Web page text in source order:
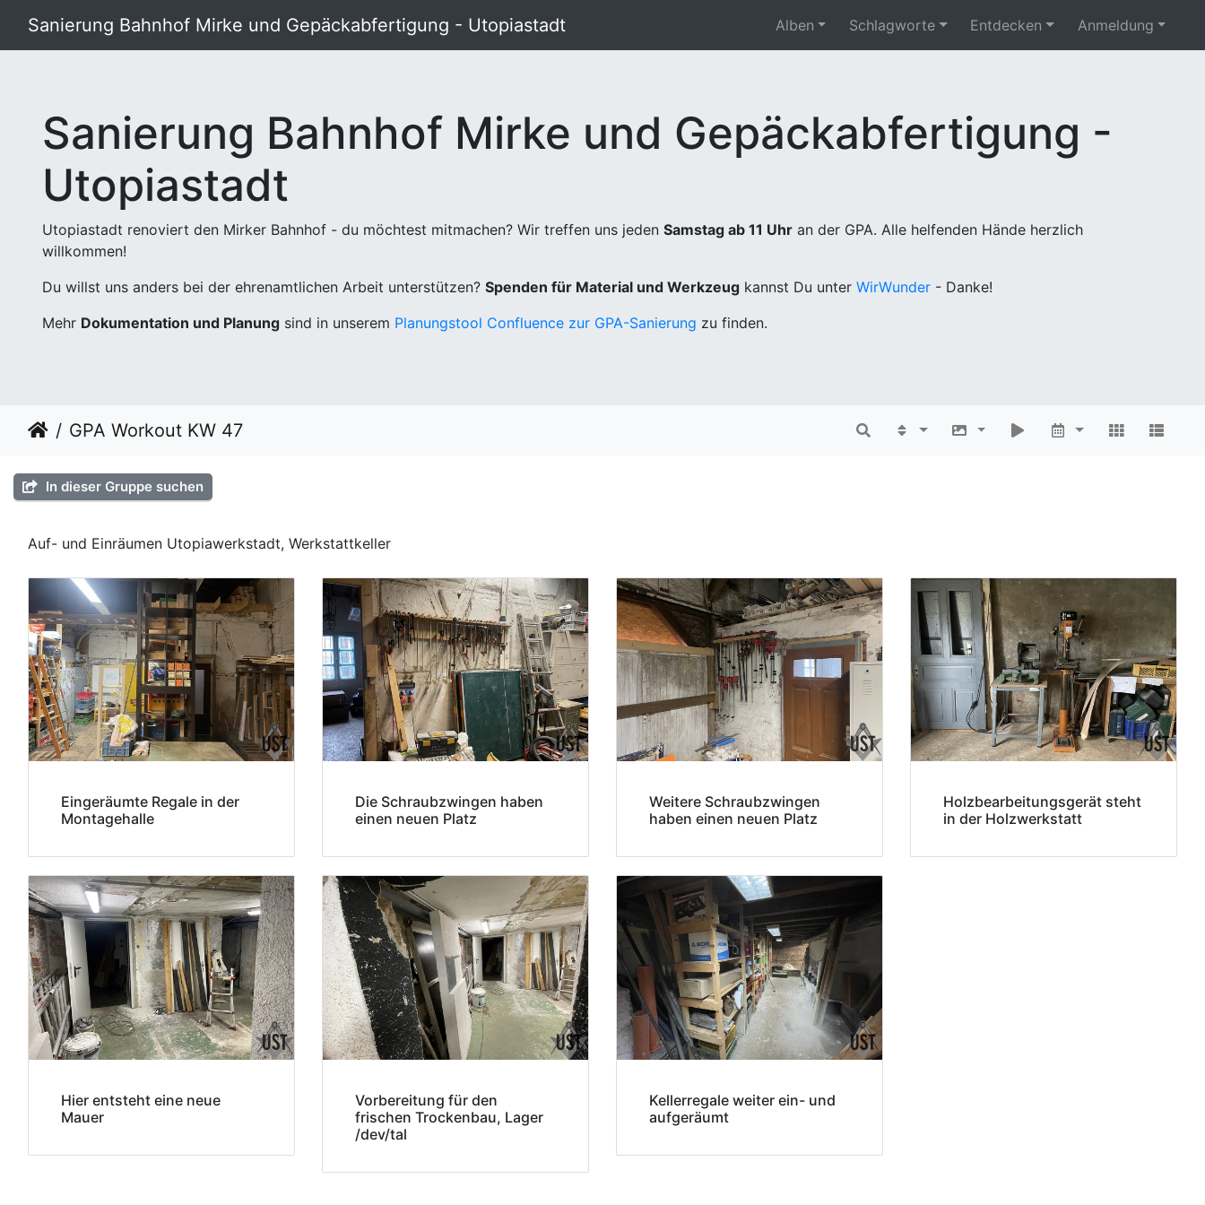
Sanierung Bahnhof Mirke und Gepäckabfertigung - Utopiastadt Alben Schlagworte Entdecken Anmeldung
Sanierung Bahnhof Mirke und Gepäckabfertigung -
Utopiastadt
Utopiastadt renoviert den Mirker Bahnhof - du möchtest mitmachen? Wir treffen uns jeden Samstag ab 11 Uhr an der GPA. Alle helfenden Hände herzlich
willkommen!
Du willst uns anders bei der ehrenamtlichen Arbeit unterstützen? Spenden für Material und Werkzeug kannst Du unter WirWunder - Danke!
Mehr Dokumentation und Planung sind in unserem Planungstool Confluence zur GPA-Sanierung zu finden.
GPA Workout KW 47
In dieser Gruppe suchen
Auf- und Einräumen Utopiawerkstadt, Werkstattkeller
Eingeräumte Regale in der
Montagehalle
Die Schraubzwingen haben
einen neuen Platz
Weitere Schraubzwingen
haben einen neuen Platz
Holzbearbeitungsgerät steht
in der Holzwerkstatt
Hier entsteht eine neue
Mauer
Vorbereitung für den
frischen Trockenbau, Lager
/dev/tal
Kellerregale weiter ein- und
aufgeräumt